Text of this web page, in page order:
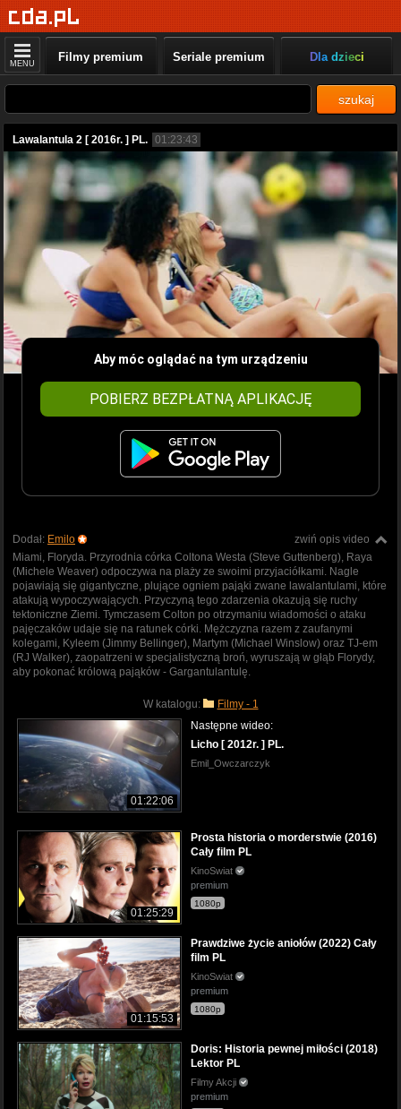
MENU Filmy premium Seriale premium Dla dzieci
szukaj
Lawalantula 2 [ 2016r. ] PL. 01:23:43
Aby móc oglądać na tym urządzeniu
POBIERZ BEZPŁATNĄ APLIKACJĘ
zwiń opis video
Dodał: Emilo
Miami, Floryda. Przyrodnia córka Coltona Westa (Steve Guttenberg), Raya
(Michele Weaver) odpoczywa na plaży ze swoimi przyjaciółkami. Nagle
pojawiają się gigantyczne, plujące ogniem pająki zwane lawalantulami, które
atakują wypoczywających. Przyczyną tego zdarzenia okazują się ruchy
tektoniczne Ziemi. Tymczasem Colton po otrzymaniu wiadomości o ataku
pajęczaków udaje się na ratunek córki. Mężczyzna razem z zaufanymi
kolegami, Kyleem (Jimmy Bellinger), Martym (Michael Winslow) oraz TJ-em
(RJ Walker), zaopatrzeni w specjalistyczną broń, wyruszają w głąb Florydy,
aby pokonać królową pająków - Gargantulantulę.
W katalogu: Filmy - 1
01:22:06
Następne wideo:
Licho [ 2012r. ] PL.
Emil_Owczarczyk
01:25:29
Prosta historia o morderstwie (2016)
Cały film PL
KinoSwiat
premium
1080p
01:15:53
Prawdziwe życie aniołów (2022) Cały
film PL
KinoSwiat
premium
1080p
Doris: Historia pewnej miłości (2018)
Lektor PL
Filmy Akcji
premium